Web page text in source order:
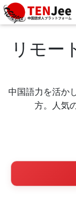
リモー
中国語力を活か
方。人気